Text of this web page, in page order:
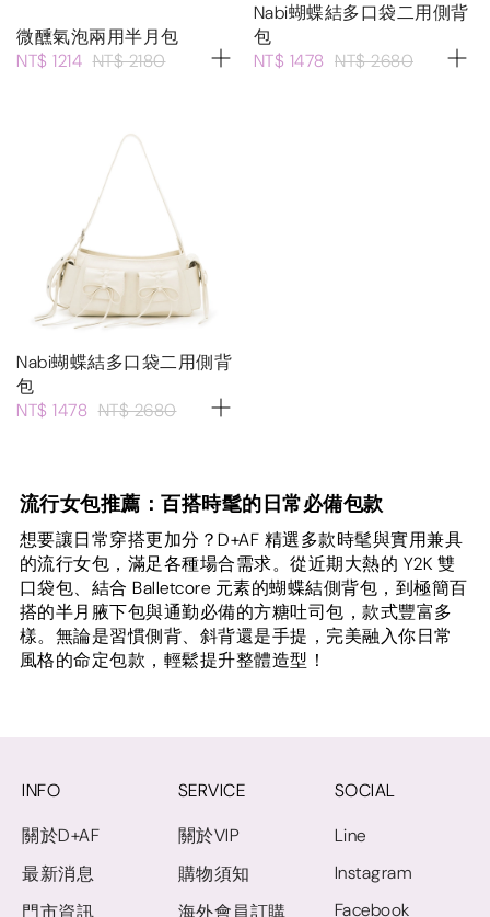
微醺氣泡兩用半月包
NT$ 1214 NT$ 2180
Nabi蝴蝶結多口袋二用側背
包
NT$ 1478 NT$ 2680
Nabi蝴蝶結多口袋二用側背
包
NT$ 1478 NT$ 2680
流行女包推薦：百搭時髦的日常必備包款
想要讓日常穿搭更加分？D+AF 精選多款時髦與實用兼具
的流行女包，滿足各種場合需求。從近期大熱的 Y2K 雙
口袋包、結合 Balletcore 元素的蝴蝶結側背包，到極簡百
搭的半月腋下包與通勤必備的方糖吐司包，款式豐富多
樣。無論是習慣側背、斜背還是手提，完美融入你日常
風格的命定包款，輕鬆提升整體造型！
INFO
關於D+AF
最新消息
SERVICE
關於VIP
購物須知
SOCIAL
Line
Instagram
Facebook